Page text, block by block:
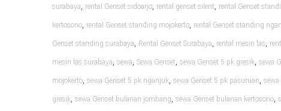
surabaya, rental Genset sidoarjo, rental genset silent, rental Genset
kertosono, rental Genset standing mojokerto, rental Genset standing
Genset standing surabaya, Rental Genset Surabaya, rental mesin las,
mesin las surabaya, sewa, Sewa Genset, sewa Genset 5 pk gresik, sewa
mojokerto, sewa Genset 5 pk nganjuk, sewa Genset 5 pk pasuruan,
gresik, sewa Genset bulanan jombang, sewa Genset bulanan kertosono,